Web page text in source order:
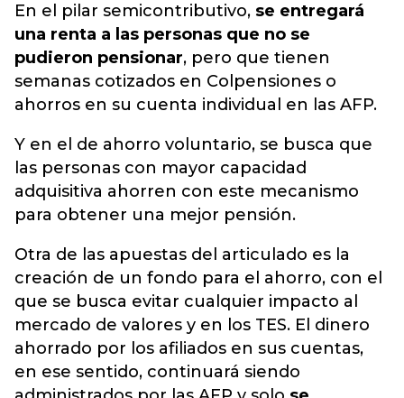
En el pilar semicontributivo, se entregará
una renta a las personas que no se
pudieron pensionar, pero que tienen
semanas cotizados en Colpensiones o
ahorros en su cuenta individual en las AFP.
Y en el de ahorro voluntario, se busca que
las personas con mayor capacidad
adquisitiva ahorren con este mecanismo
para obtener una mejor pensión.
Otra de las apuestas del articulado es la
creación de un fondo para el ahorro, con el
que se busca evitar cualquier impacto al
mercado de valores y en los TES. El dinero
ahorrado por los afiliados en sus cuentas,
en ese sentido, continuará siendo